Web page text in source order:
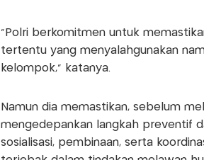
"Polri berkomitmen untuk
tertentu yang menyalahgunakan
kelompok," katanya.
Namun dia memastikan, sebelum
mengedepankan langkah preventif
sosialisasi, pembinaan, serta